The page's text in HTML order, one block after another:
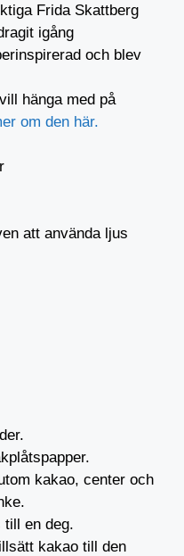
Frida Skattberg
igång
och blev
hänga med på
om den här.
att använda ljus
kakao, center och
till en deg.
kakao till den